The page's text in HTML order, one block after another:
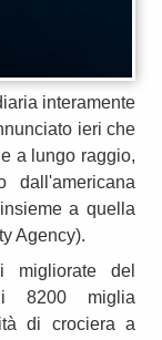
interamente
ieri che
a lungo raggio,
a quella
Agency).
migliorate del
8200 miglia
di crociera a